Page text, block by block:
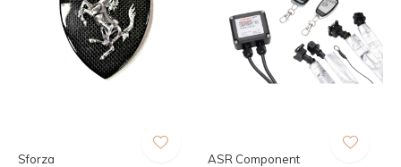
Sforza ASR Component